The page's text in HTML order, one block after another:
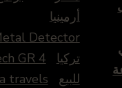
أرمينيا
Detector
تركيا
GR 4
للبيع
travels